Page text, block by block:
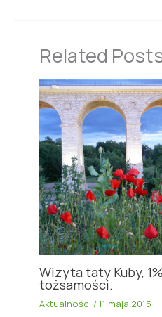
Related
Wizyta taty Kuby,
tożsamości.
Aktualności /11 maja 2015